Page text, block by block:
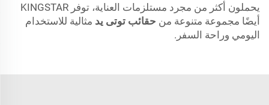
يحملون أكثر من مجرد مستلزمات العناية، توفر KINGSTAR
أيضًا مجموعة متنوعة من حقائب توتى يد مثالية للاستخدام
اليومي وراحة السفر.